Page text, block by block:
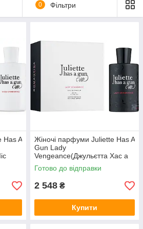
0 Фільтри
Has A
Жіночі парфуми Juliette Has A
Gun Lady
Vengeance(Джульєтта Хас а
Ган Леді Венгенс) 100 ml/мл
Готово до відправки
2 548 ₴
Купити